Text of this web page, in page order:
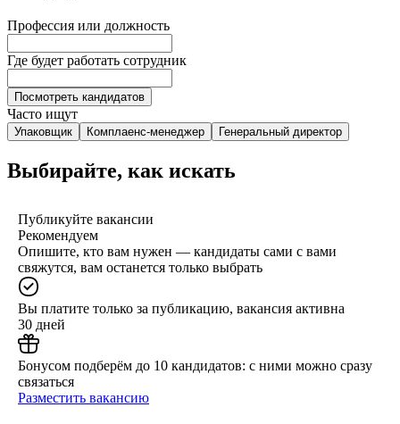
Профессия или должность
Где будет работать сотрудник
Посмотреть кандидатов
Часто ищут
Упаковщик Комплаенс-менеджер Генеральный директор
Выбирайте, как искать
Публикуйте вакансии
Рекомендуем
Опишите, кто вам нужен — кандидаты сами с вами
свяжутся, вам останется только выбрать
Вы платите только за публикацию, вакансия активна
30 дней
Бонусом подберём до 10 кандидатов: с ними можно сразу
связаться
Разместить вакансию